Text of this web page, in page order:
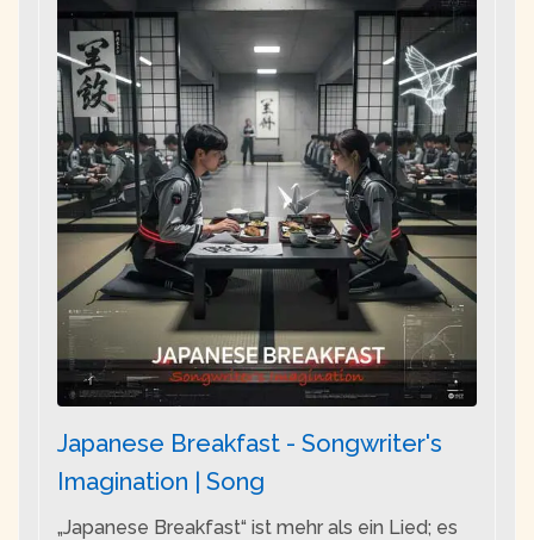
Japanese Breakfast - Songwriter's
Imagination | Song
„Japanese Breakfast“ ist mehr als ein Lied; es